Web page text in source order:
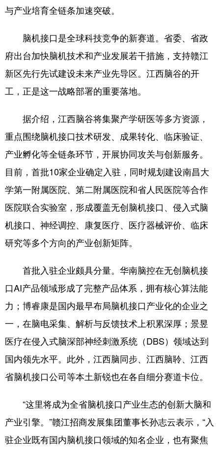
公益 一带一路
文化产业
地方频道
北京 天津 河北
辽宁 吉林 上海 江苏
浙江 安徽 福建 江西
山东 河南 湖北 湖南
广东 广西 海南 重庆
陕西 甘肃 青海 宁夏
新疆 内蒙古 黑龙江
多语种频道
English Español Français عربى
Русский язык 日本語 한국어
Deutsch Português
与产业培育全链条加速突破。
脑机接口是全球科技竞争的新赛道。省委、省政
府出台加快脑机技术和产业发展若干措施，支持赣江
新区先行先试建设未来产业先导区。江西脑谷的开
工，正是这一战略部署的重要落地。
据介绍，江西脑谷将集聚产学研医等多方资源，
重点围绕脑机接口技术研发、成果转化、临床验证、
产业孵化等全链条环节，开展协同攻关与创新服务。
目前，首批10家企业确定入驻，同时规划建设南昌大
学第一附属医院、第二附属医院和省人民医院等合作
医院联合实验室，形成覆盖无创脑机接口、侵入式脑
机接口、神经调控、康复医疗、医疗器械评价、临床
研究等多个方向的产业创新矩阵。
首批入驻企业颇具分量。华南脑控在无创脑机接
口AI产品领域形成了完整产品体系，拥有核心算法能
力；博睿康是国内最早布局脑机接口产业化的企业之
一，在脑电采集、解析与反馈技术上积累深厚；景昱
医疗在侵入式脑深部神经刺激系统（DBS）领域达到
国内领先水平。此外，江西脑同步、江西脑聆、江西
省脑机接口公司等本土新锐也在各自细分赛道卡位。
“这里将成为全省脑机接口产业生态的创新大脑和
产业引擎。”赣江招商发展集团董事长孙志云表示，“入
驻企业既有国内脑机接口领域的知名企业，也有聚焦